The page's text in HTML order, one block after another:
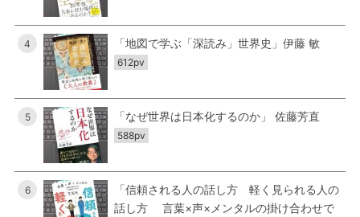
4 「地図で学ぶ「深読み」世界史」伊藤 敏
612pv
5 「なぜ世界は日本化するのか」 佐藤芳直
588pv
6
「信頼される人の話し方 軽く見られる人の
話し方 言葉×声×メンタルの掛け合わせで